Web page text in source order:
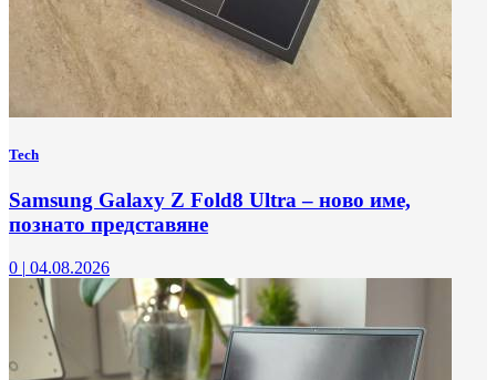
Tech
Samsung Galaxy Z Fold8 Ultra – ново име,
познато представяне
0 | 04.08.2026